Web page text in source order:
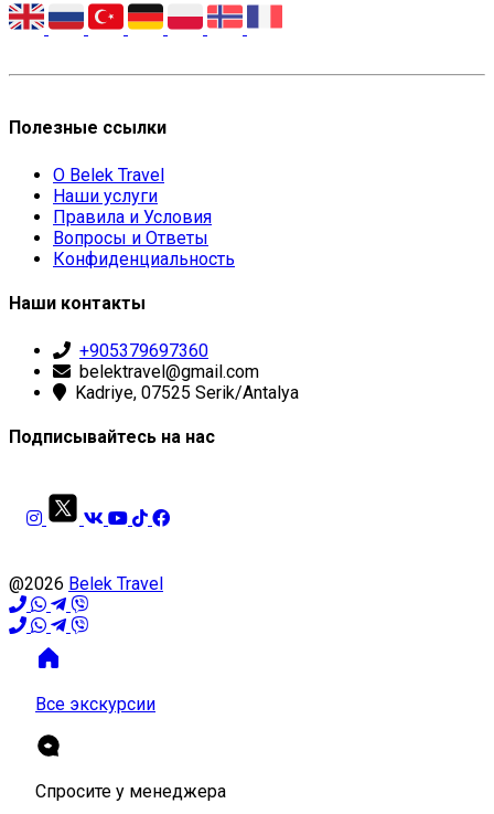
Полезные ссылки
О Belek Travel
Наши услуги
Правила и Условия
Вопросы и Ответы
Конфиденциальность
Наши контакты
+905379697360
belektravel@gmail.com
Kadriye, 07525 Serik/Antalya
Подписывайтесь на нас
@2026 Belek Travel
Все экскурсии
Спросите у менеджера